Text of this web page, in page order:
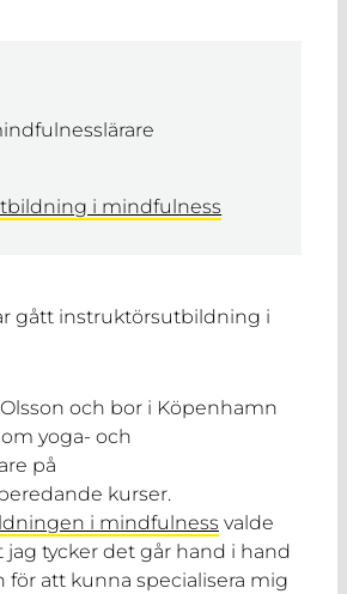
i mindfulness
och bor i Köpenhamn
yoga- och
på
kurser.
i mindfulness valde
jag tycker det går hand i hand
för att kunna specialisera mig